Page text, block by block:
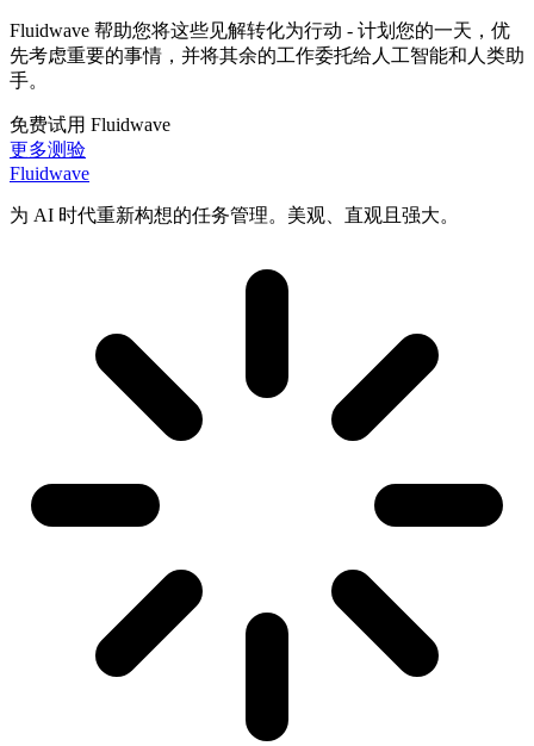
Fluidwave 帮助您将这些见解转化为行动 - 计划您的一天，优
先考虑重要的事情，并将其余的工作委托给人工智能和人类助
手。
免费试用 Fluidwave
更多测验
Fluidwave
为 AI 时代重新构想的任务管理。美观、直观且强大。